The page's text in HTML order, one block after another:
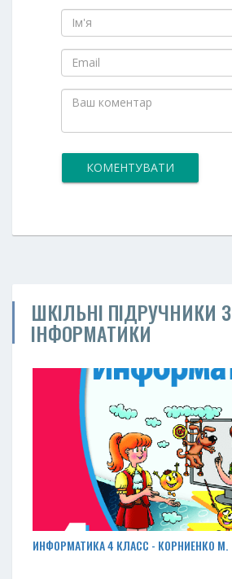
КОМЕНТУВАТИ
ШКІЛЬНІ ПІДРУЧНИКИ З
ІНФОРМАТИКИ
ИНФОРМАТИКА 4 КЛАСС - КОРНИЕНКО М.